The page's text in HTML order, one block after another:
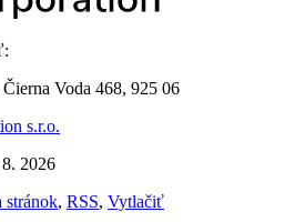
Voda 468, 925 06
s.r.o.
2026
stránok, RSS, Vytlačiť